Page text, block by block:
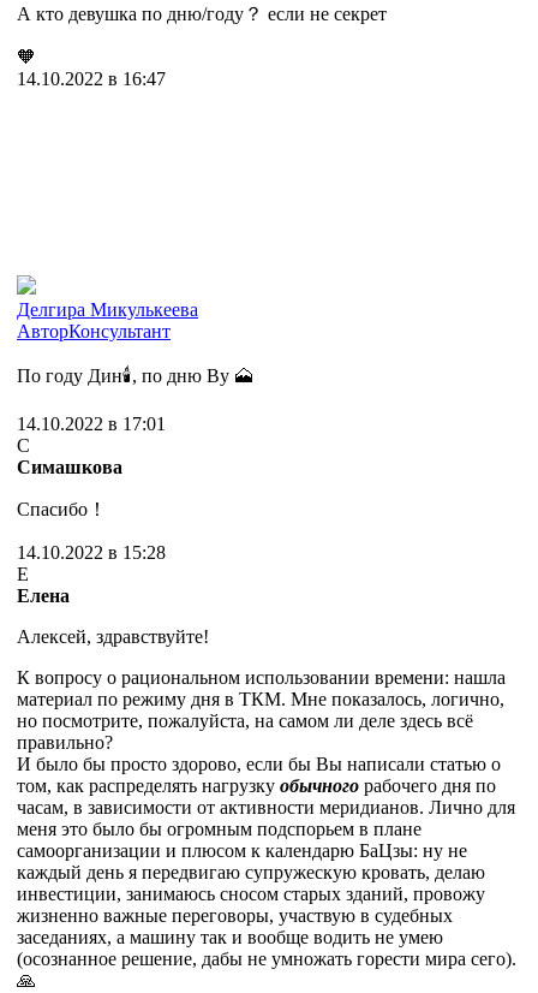
А кто девушка по дню/году？ если не секрет
🧡
14.10.2022 в 16:47
Делгира Микулькеева
АвторКонсультант
По году Дин🕯, по дню Ву 🗻
14.10.2022 в 17:01
С
Симашкова
Спасибо！
14.10.2022 в 15:28
Е
Елена
Алексей, здравствуйте!
К вопросу о рациональном использовании времени: нашла
материал по режиму дня в ТКМ. Мне показалось, логично,
но посмотрите, пожалуйста, на самом ли деле здесь всё
правильно?
И было бы просто здорово, если бы Вы написали статью о
том, как распределять нагрузку обычного рабочего дня по
часам, в зависимости от активности меридианов. Лично для
меня это было бы огромным подспорьем в плане
самоорганизации и плюсом к календарю БаЦзы: ну не
каждый день я передвигаю супружескую кровать, делаю
инвестиции, занимаюсь сносом старых зданий, провожу
жизненно важные переговоры, участвую в судебных
заседаниях, а машину так и вообще водить не умею
(осознанное решение, дабы не умножать горести мира сего).
🙏